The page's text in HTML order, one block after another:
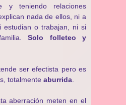
y teniendo relaciones
nada de ellos, ni a
estudian o trabajan, ni si
Solo folleteo y
ser efectista pero es
totalmente aburrida
aberración meten en el